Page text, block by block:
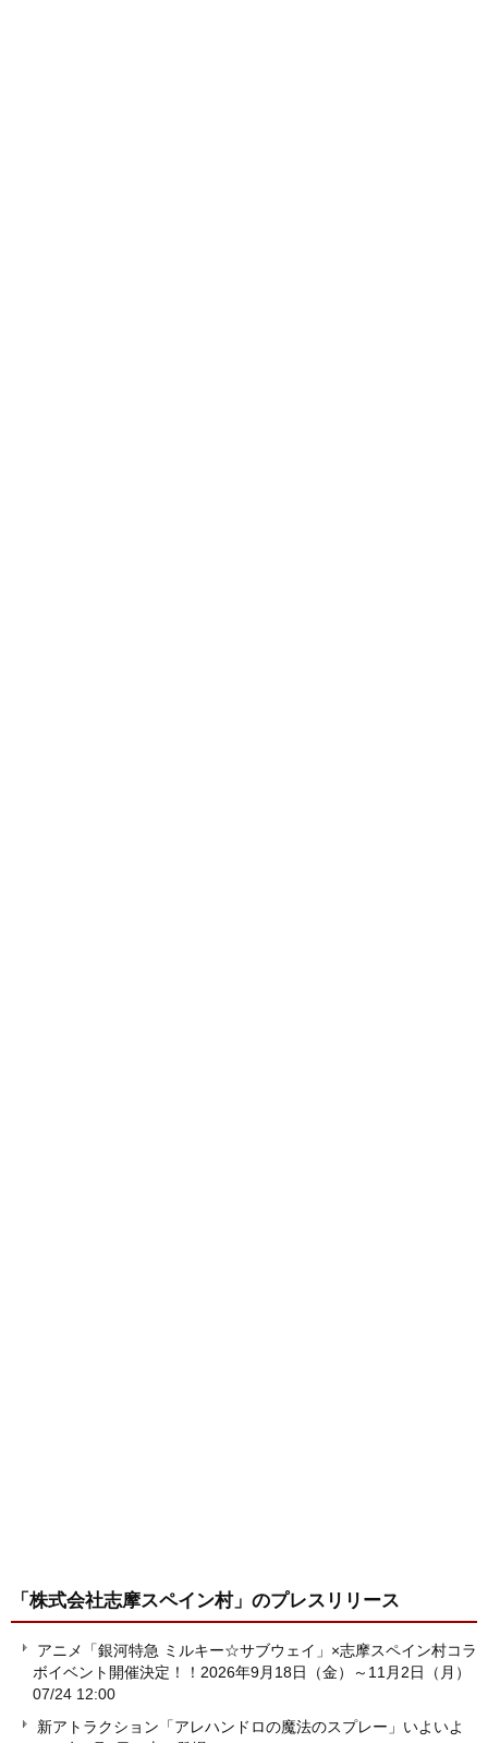
「株式会社志摩スペイン村」 のプレスリリース
アニメ「銀河特急 ミルキー☆サブウェイ」×志摩スペイン村コラ
ボイベント開催決定！！2026年9月18日（金）～11月2日（月）
07/24 12:00
新アトラクション「アレハンドロの魔法のスプレー」いよいよ